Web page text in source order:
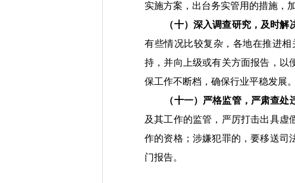
实施方案，出台务实管用的措施，
（十）深入调查研究，及时解
有些情况比较复杂 ， 各地在推进相
持，并向上级或有关方面报告，以
保工作不断档，确保行业平稳发展。
（十一）严格监管，严肃查处
及其工作的监管，严厉打击出具虚
作的资格；涉嫌犯罪的，要移送司
门报告。